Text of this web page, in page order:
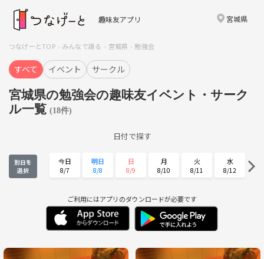
趣味友アプリ 宮城県
つなげーとTOP みんなで語る 宮城県 勉強会
すべて イベント サークル
宮城県の勉強会の趣味友イベント・サーク
ル一覧 (18件)
日付で探す
別日を
選択
今日
8/7
明日
8/8
日
8/9
月
8/10
火
8/11
水
8/12
8/13 8/14 8/15 8/16 8/17
水
8/19
木
8/20
土
8/22
日
8/23
8/26 8/27 8/30
ご利用にはアプリのダウンロードが必要です